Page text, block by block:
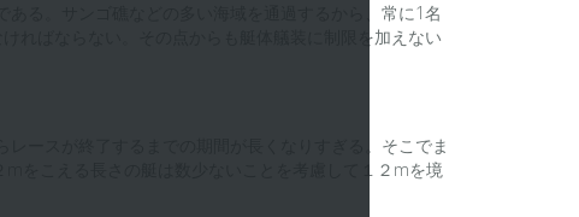
る。サンゴ礁などの多い海域を通過するから、常に1名
ればならない。その点からも艇体艤装に制限を加えない
ースが終了するまでの期間が長くなりすぎる。そこでま
をこえる長さの艇は数少ないことを考慮して１２mを境